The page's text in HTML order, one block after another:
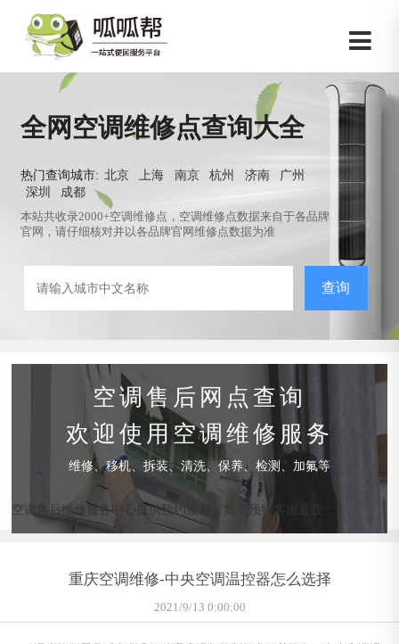
全网空调维修点查询大全
热门查询城市: 北京 上海 南京 杭州 济南
广州
深圳
成都
本站共收录2000+空调维修点，空调维修点数据来自于各品牌
官网，请仔细核对并以各品牌官网维修点数据为准
查询
空调售后网点查询
欢迎使用空调维修服务
维修、移机、拆装、清洗、保养、检测、加氟等
空调售后维修服务中心提供预约服务，如需预约客服直拨：
重庆空调维修-中央空调温控器怎么选择
2021/9/13 0:00:00